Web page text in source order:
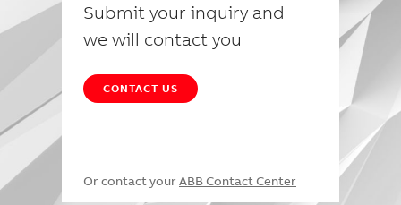
Submit your inquiry and
we will contact you
CONTACT US
Or contact your ABB Contact Center